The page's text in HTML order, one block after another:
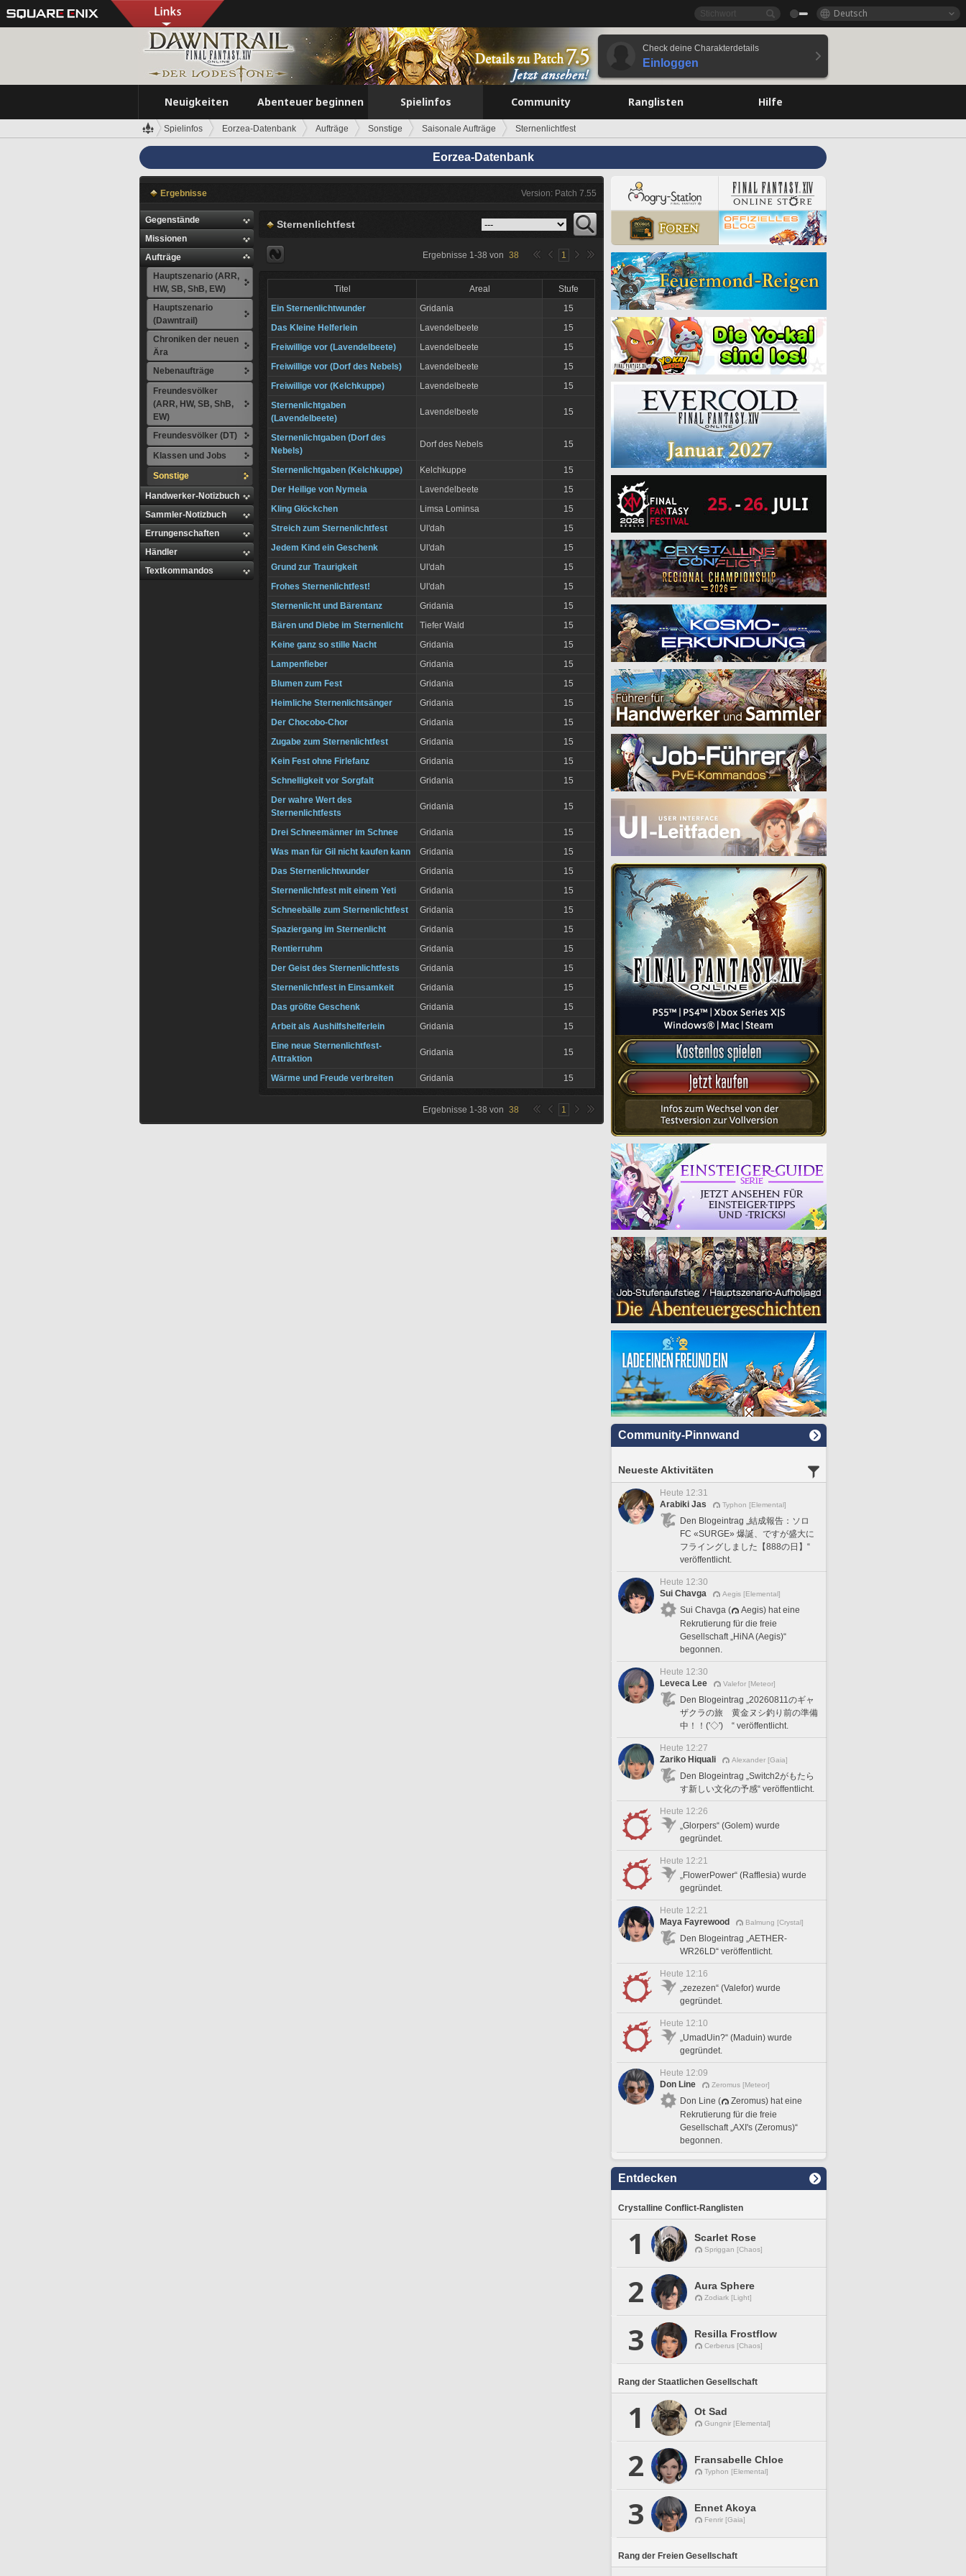
Deutsch
Check deine Charakterdetails
Einloggen
Neuigkeiten Abenteuer beginnen Spielinfos Community Ranglisten Hilfe
Spielinfos Eorzea-Datenbank Aufträge Sonstige Saisonale Aufträge Sternenlichtfest
Eorzea-Datenbank
Ergebnisse Version: Patch 7.55
Gegenstände
Missionen
Aufträge
Hauptszenario (ARR,
HW, SB, ShB, EW)
Hauptszenario
(Dawntrail)
Chroniken der neuen
Ära
Nebenaufträge
Freundesvölker
(ARR, HW, SB, ShB,
EW)
Freundesvölker (DT)
Klassen und Jobs
Sonstige
Handwerker-Notizbuch
Sammler-Notizbuch
Errungenschaften
Händler
Textkommandos
Sternenlichtfest
Ergebnisse 1-38 von 38 1
Titel Areal
Stufe
Ein Sternenlichtwunder
Gridania
15
Das Kleine Helferlein
Lavendelbeete
15
Freiwillige vor (Lavendelbeete)
Lavendelbeete
15
Freiwillige vor (Dorf des Nebels)
Lavendelbeete
15
Freiwillige vor (Kelchkuppe)
Lavendelbeete
15
Sternenlichtgaben
(Lavendelbeete)
Lavendelbeete 15
Sternenlichtgaben (Dorf des
Nebels)
Dorf des Nebels 15
Sternenlichtgaben (Kelchkuppe) Kelchkuppe
15
Der Heilige von Nymeia
Lavendelbeete
15
Kling Glöckchen
Limsa Lominsa
15
Streich zum Sternenlichtfest
Ul'dah
15
Jedem Kind ein Geschenk
Ul'dah
15
Grund zur Traurigkeit
Ul'dah
15
Frohes Sternenlichtfest!
Ul'dah
15
Sternenlicht und Bärentanz
Gridania
15
Bären und Diebe im Sternenlicht
Tiefer Wald
15
Keine ganz so stille Nacht
Gridania
15
Lampenfieber
Gridania
15
Blumen zum Fest
Gridania
15
Heimliche Sternenlichtsänger
Gridania
15
Der Chocobo-Chor
Gridania
15
Zugabe zum Sternenlichtfest
Gridania
15
Kein Fest ohne Firlefanz
Gridania
15
Schnelligkeit vor Sorgfalt
Gridania
15
Der wahre Wert des
Sternenlichtfests
Gridania 15
Drei Schneemänner im Schnee Gridania
15
Was man für Gil nicht kaufen kann
Gridania
15
Das Sternenlichtwunder
Gridania
15
Sternenlichtfest mit einem Yeti
Gridania
15
Schneebälle zum Sternenlichtfest
Gridania
15
Spaziergang im Sternenlicht
Gridania
15
Rentierruhm
Gridania
15
Der Geist des Sternenlichtfests
Gridania
15
Sternenlichtfest in Einsamkeit
Gridania
15
Das größte Geschenk
Gridania
15
Arbeit als Aushilfshelferlein
Gridania
15
Eine neue Sternenlichtfest-
Attraktion
Gridania 15
Wärme und Freude verbreiten Gridania 15
Ergebnisse 1-38 von 38 1
Community-Pinnwand
Neueste Aktivitäten
Heute 12:31
Arabiki Jas
Typhon [Elemental]
Den Blogeintrag „結成報告：ソロ
FC «SURGE» 爆誕、ですが盛大に
フライングしました【888の日】“
veröffentlicht.
Heute 12:30
Sui Chavga
Aegis [Elemental]
Sui Chavga (
Aegis) hat eine
Rekrutierung für die freie
Gesellschaft „HiNA (Aegis)“
begonnen.
Heute 12:30
Leveca Lee
Valefor [Meteor]
Den Blogeintrag „20260811のギャ
ザクラの旅 黄金ヌシ釣り前の準備
中！！('◇')ゞ“ veröffentlicht.
Heute 12:27
Zariko Hiquali
Alexander [Gaia]
Den Blogeintrag „Switch2がもたら
す新しい文化の予感“ veröffentlicht.
Heute 12:26
„Glorpers“ (Golem) wurde
gegründet.
Heute 12:21
„FlowerPower“ (Rafflesia) wurde
gegründet.
Heute 12:21
Maya Fayrewood
Balmung [Crystal]
Den Blogeintrag „AETHER-
WR26LD“ veröffentlicht.
Heute 12:16
„zezezen“ (Valefor) wurde
gegründet.
Heute 12:10
„UmadUin?“ (Maduin) wurde
gegründet.
Heute 12:09
Don Line
Zeromus [Meteor]
Don Line (
Zeromus) hat eine
Rekrutierung für die freie
Gesellschaft „AXI's (Zeromus)“
begonnen.
Entdecken
Crystalline Conflict-Ranglisten
1 Scarlet Rose
Spriggan [Chaos]
2 Aura Sphere
Zodiark [Light]
3 Resilla Frostflow
Cerberus [Chaos]
Rang der Staatlichen Gesellschaft
1 Ot Sad
Gungnir [Elemental]
2 Fransabelle Chloe
Typhon [Elemental]
3 Ennet Akoya
Fenrir [Gaia]
Rang der Freien Gesellschaft